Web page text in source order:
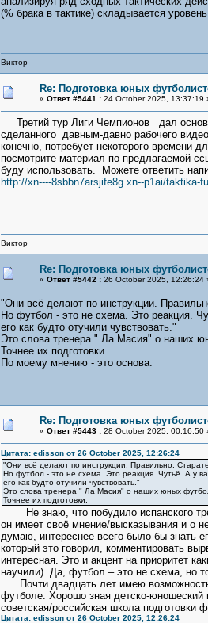
(% брака в тактике) складывается
Виктор
Re: Подготовка юных
« Ответ #5441 :24 October 2025, 13:37:19
Третий тур Лиги Чемпионов дал
сделанного давным-давно рабочего
конечно, потребует некоторого времени
посмотрите материал по предлагаемой
буду использовать. Можете ответить
http://xn----8sbbn7arsjife8g.xn--p1ai/
Виктор
Re: Подготовка юных
« Ответ #5442 :26 October 2025, 12:26:24
"Они всё делают по инструкции.
Но футбол - это не схема. Это реакция.
его как будто отучили чувствовать."
Это слова тренера " Ла Масия" о наших
Точнее их подготовки.
По моему мнению - это основа.
Re: Подготовка юных
« Ответ #5443 :28 October 2025, 00:16:50
Цитата: edisson от 26 October 2025, 12:26:24
"Они всё делают по инструкции. Правильно.
Но футбол - это не схема. Это реакция. Чутьё. А у
его как будто отучили чувствовать."
Это слова тренера " Ла Масия" о наших юных
Точнее их подготовки.
Не знаю, что побудило испанского
он имеет своё мнение/высказывания и о
думаю, интереснее всего было бы знать
который это говорил, комментировать
интересная. Это и акцент на приоритет
научили). Да, футбол – это не схема, но
Почти двадцать лет имею возможность
футболе. Хорошо зная детско-юношеский
советская/российская школа подготовки
Цитата: edisson от 26 October 2025, 12:26:24